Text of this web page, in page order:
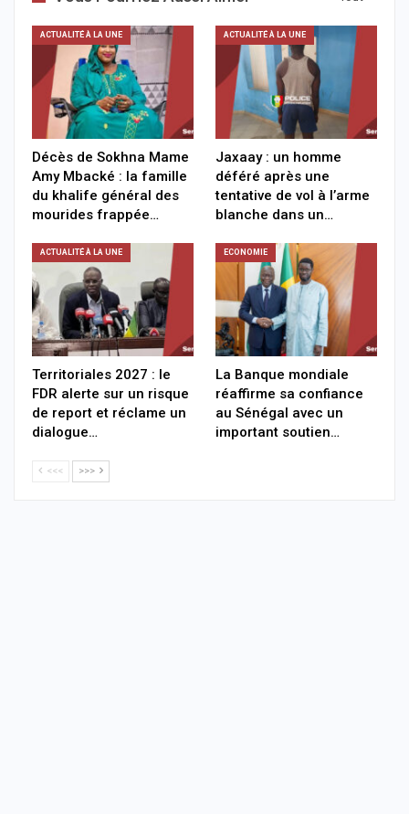
ACTUALITÉ À LA UNE
Décès de Sokhna Mame
Amy Mbacké : la famille
du khalife général des
mourides frappée…
ACTUALITÉ À LA UNE
Jaxaay : un homme
déféré après une
tentative de vol à l’arme
blanche dans un…
ACTUALITÉ À LA UNE
Territoriales 2027 : le
FDR alerte sur un risque
de report et réclame un
dialogue…
ECONOMIE
La Banque mondiale
réaffirme sa confiance
au Sénégal avec un
important soutien…
<<< >>>